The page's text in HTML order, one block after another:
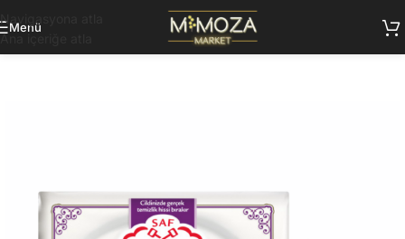
Navigasyona atla
Ana içeriğe atla
Menü